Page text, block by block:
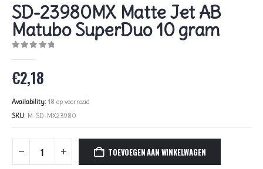
SD-23980MX Matte Jet AB
Matubo SuperDuo 10 gram
€2,18
Availability: 18 op voorraad
SKU: M-SD-MX23980
TOEVOEGEN AAN WINKELWAGEN